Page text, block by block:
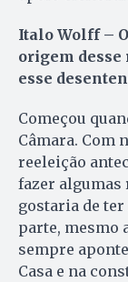
Italo Wolff –
origem desse
esse
Começou
Câmara. Com
reeleição
fazer algumas
gostaria de
parte, mesmo
sempre
Casa e na